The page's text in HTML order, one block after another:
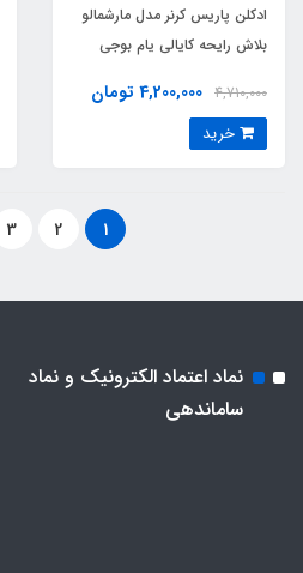
ادکلن پاریس کرنر مدل مارشمالو
بلاش رایحه کایالی یام بوجي
blush) Kayali Yum Boujee
Marshmallow 81
4,710,000 4,200,000 تومان
1
2
3
نماد اعتماد الکترونیک و نماد
ساماندهی